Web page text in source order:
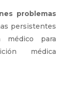
problemas
persistentes
médico para
médica